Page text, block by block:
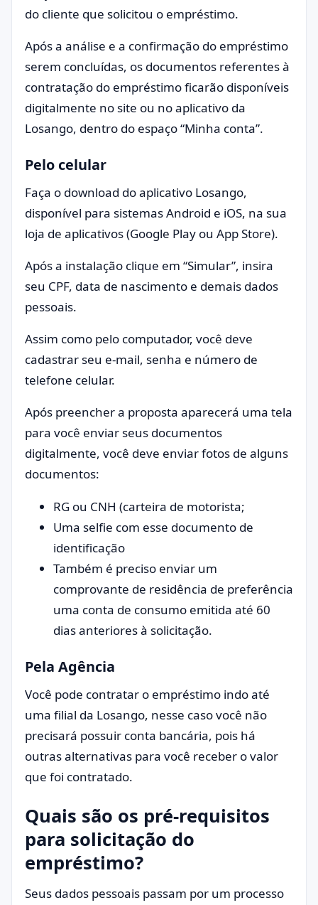
do cliente que solicitou o empréstimo.
Após a análise e a confirmação do empréstimo
serem concluídas, os documentos referentes à
contratação do empréstimo ficarão disponíveis
digitalmente no site ou no aplicativo da
Losango, dentro do espaço “Minha conta”.
Pelo celular
Faça o download do aplicativo Losango,
disponível para sistemas Android e iOS, na sua
loja de aplicativos (Google Play ou App Store).
Após a instalação clique em “Simular”, insira
seu CPF, data de nascimento e demais dados
pessoais.
Assim como pelo computador, você deve
cadastrar seu e-mail, senha e número de
telefone celular.
Após preencher a proposta aparecerá uma tela
para você enviar seus documentos
digitalmente, você deve enviar fotos de alguns
documentos:
RG ou CNH (carteira de motorista;
Uma selfie com esse documento de
identificação
Também é preciso enviar um
comprovante de residência de preferência
uma conta de consumo emitida até 60
dias anteriores à solicitação.
Pela Agência
Você pode contratar o empréstimo indo até
uma filial da Losango, nesse caso você não
precisará possuir conta bancária, pois há
outras alternativas para você receber o valor
que foi contratado.
Quais são os pré-requisitos
para solicitação do
empréstimo?
Seus dados pessoais passam por um processo